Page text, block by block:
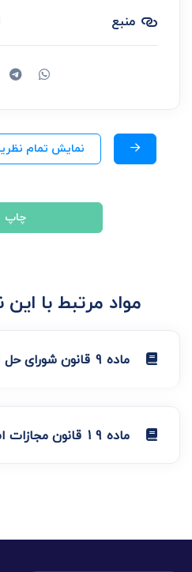
منبع
نمایش تمام
چاپ
مواد مرتبط با
ماده 9 قانون شورای حل اختلاف
ماده 19 قانون مجازات اسلامی